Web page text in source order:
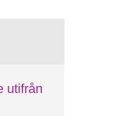
utifrån